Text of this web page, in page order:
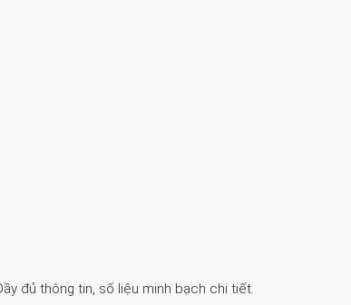
đủ thông tin, số liệu minh bạch chi tiết.